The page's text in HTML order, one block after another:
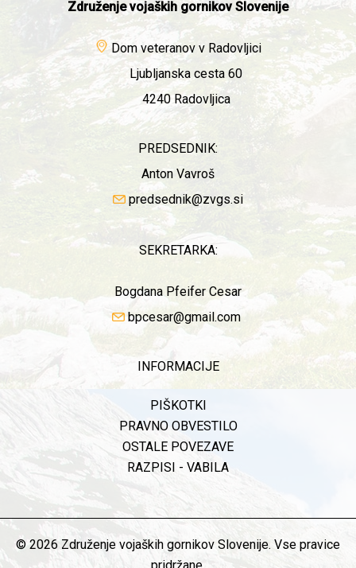
Združenje vojaških gornikov Slovenije
Dom veteranov v Radovljici
Ljubljanska cesta 60
4240 Radovljica
PREDSEDNIK:
Anton Vavroš
predsednik@zvgs.si
SEKRETARKA:
Bogdana Pfeifer Cesar
bpcesar@gmail.com
INFORMACIJE
PIŠKOTKI
PRAVNO OBVESTILO
OSTALE POVEZAVE
RAZPISI - VABILA
© 2026 Združenje vojaških gornikov Slovenije. Vse pravice